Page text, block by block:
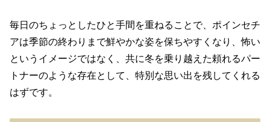
毎日のちょっとしたひと手間を重ねることで、ポインセチ
アは季節の終わりまで鮮やかな姿を保ちやすくなり、怖い
というイメージではなく、共に冬を乗り越えた頼れるパー
トナーのような存在として、特別な思い出を残してくれる
はずです。